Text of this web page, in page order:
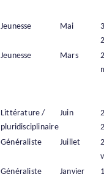
Jeunesse Mai
Jeunesse Mars
Littérature /
pluridisciplinaire
Juin
Généraliste Juillet
Généraliste Janvier